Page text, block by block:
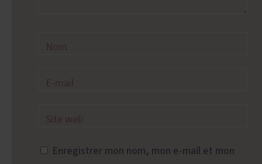
Enregistrer mon nom, mon e-mail et mon